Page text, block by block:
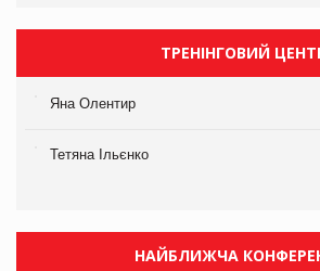
ТРЕНІНГОВИЙ
Яна Олентир
Тетяна Ільєнко
НАЙБЛИЖЧА